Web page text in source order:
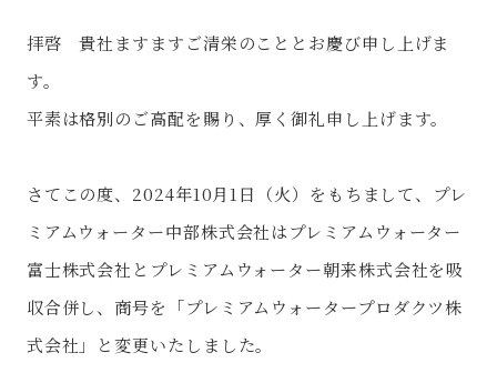
拝啓 貴社ますますご清栄のこととお慶び申し上げま
す。
平素は格別のご高配を賜り、厚く御礼申し上げます。
さてこの度、2024年10月1日（火）をもちまして、プレ
ミアムウォーター中部株式会社はプレミアムウォーター
富士株式会社とプレミアムウォーター朝来株式会社を吸
収合併し、商号を「プレミアムウォータープロダクツ株
式会社」と変更いたしました。